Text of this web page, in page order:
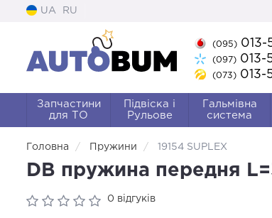
UA RU
(095)013-
(097)013-
(073)013-
Запчастини
для ТО
Підвіска і
Рульове
Гальмівна
система
Головна Пружини 19154 SUPLEX
DB пружина передня
0 відгуків